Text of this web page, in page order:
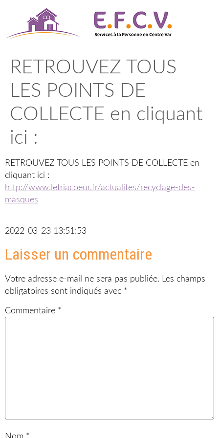
RETROUVEZ TOUS
LES POINTS DE
COLLECTE en cliquant
ici :
RETROUVEZ TOUS LES POINTS DE COLLECTE en
cliquant ici :
http://www.letriacoeur.fr/actualites/recyclage-des-
masques
2022-03-23 13:51:53
Laisser un commentaire
Votre adresse e-mail ne sera pas publiée. Les champs
obligatoires sont indiqués avec *
Commentaire *